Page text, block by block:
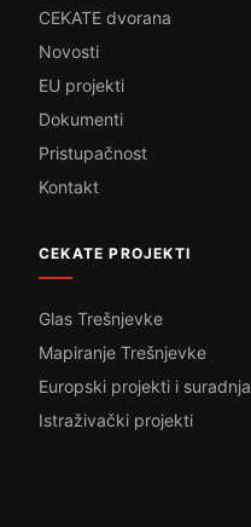
CEKATE dvorana
Novosti
EU projekti
Dokumenti
Pristupačnost
Kontakt
CEKATE PROJEKTI
Glas Trešnjevke
Mapiranje Trešnjevke
Europski projekti i suradnja
Istraživački projekti